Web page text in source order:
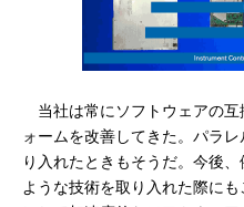
当社は常にソフトウェアの互
ォームを改善してきた。パラ
り入れたときもそうだ。今後
ような技術を取り入れた際に